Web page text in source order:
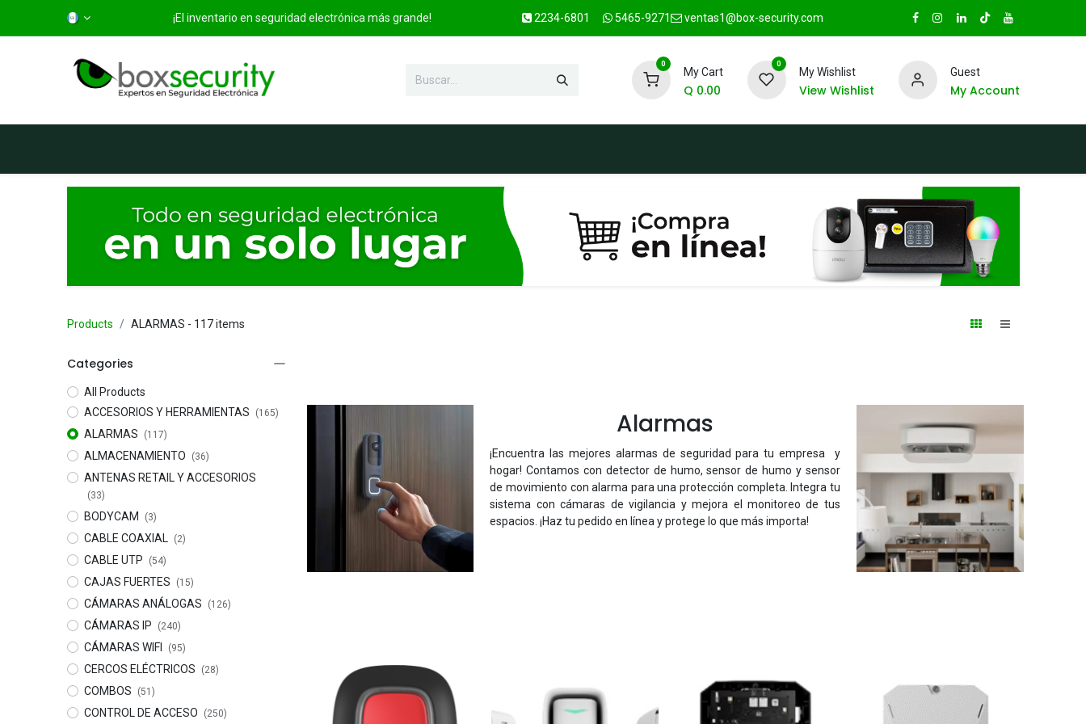
¡El inventario en seguridad electrónica más grande! 2234-6801 5465-9271 ventas1@box-security.com
0
My Cart
Q 0.00
0
My Wishlist
View Wishlist
Guest
My Account
Products ALARMAS - 117 items
Categories
All Products
ACCESORIOS Y HERRAMIENTAS
(165)
ALARMAS (117)
ALMACENAMIENTO (36)
ANTENAS RETAIL Y ACCESORIOS
(33)
BODYCAM (3)
CABLE COAXIAL (2)
CABLE UTP (54)
CAJAS FUERTES (15)
CÁMARAS ANÁLOGAS (126)
CÁMARAS IP (240)
CÁMARAS WIFI (95)
CERCOS ELÉCTRICOS (28)
COMBOS (51)
CONTROL DE ACCESO (250)
Alarmas
¡Encuentra las mejores alarmas de seguridad para tu empresa y
hogar! Contamos con detector de humo, sensor de humo y sensor
de movimiento con alarma para una protección completa. Integra tu
sistema con cámaras de vigilancia y mejora el monitoreo de tus
espacios. ¡Haz tu pedido en línea y protege lo que más importa!